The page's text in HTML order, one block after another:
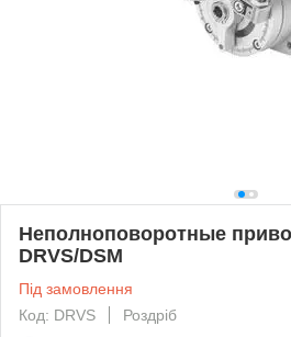
Неполноповоротные
DRVS/DSM
Під замовлення
Код: DRVS
Роздріб